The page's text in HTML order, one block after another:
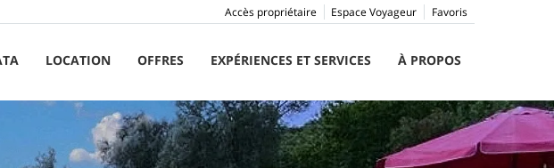
Favoris
Espace Voyageur
Accès propriétaire
LOCATION OFFRES EXPÉRIENCES ET SERVICES À PROPOS